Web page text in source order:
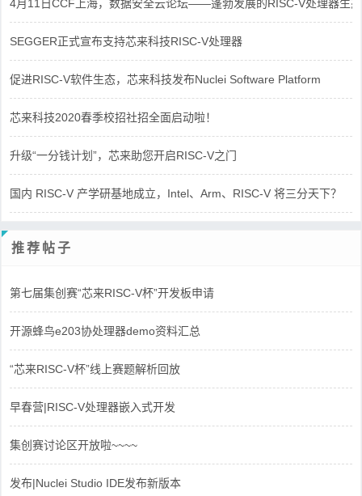
4月11日CCF上海，数据安全云论坛——蓬勃发展的RISC-V处理器生态
SEGGER正式宣布支持芯来科技RISC-V处理器
促进RISC-V软件生态，芯来科技发布Nuclei Software Platform
芯来科技2020春季校招社招全面启动啦！
升级“一分钱计划”，芯来助您开启RISC-V之门
国内 RISC-V 产学研基地成立，Intel、Arm、RISC-V 将三分天下？
推荐帖子
第七届集创赛“芯来RISC-V杯”开发板申请
开源蜂鸟e203协处理器demo资料汇总
“芯来RISC-V杯”线上赛题解析回放
早春营|RISC-V处理器嵌入式开发
集创赛讨论区开放啦~~~~
发布|Nuclei Studio IDE发布新版本